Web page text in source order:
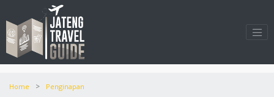
Home > Penginapan